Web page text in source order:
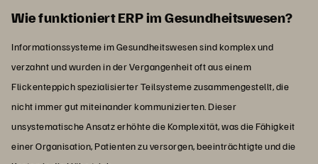
Wie funktioniert ERP im Gesundheitswesen?
Informationssysteme im Gesundheitswesen sind komplex und
verzahnt und wurden in der Vergangenheit oft aus einem
Flickenteppich spezialisierter Teilsysteme zusammengestellt, die
nicht immer gut miteinander kommunizierten. Dieser
unsystematische Ansatz erhöhte die Komplexität, was die Fähigkeit
einer Organisation, Patienten zu versorgen, beeinträchtigte und die